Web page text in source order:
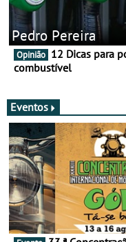
Pedro Pereira
Opinião
combustível
Eventos